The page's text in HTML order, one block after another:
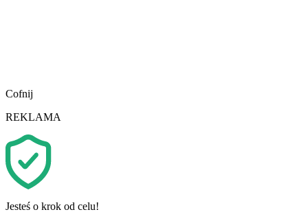
Cofnij
REKLAMA
Jesteś o krok od celu!